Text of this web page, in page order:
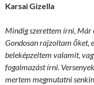
Karsai Gizella
Mindig szerettem írni, Már
Gondosan rajzoltam őket,
beleképzeltem valamit,
fogalmazást írni.
mertem megmutatni